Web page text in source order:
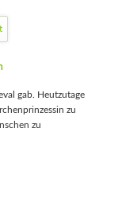
gab. Heutzutage
zu
zu